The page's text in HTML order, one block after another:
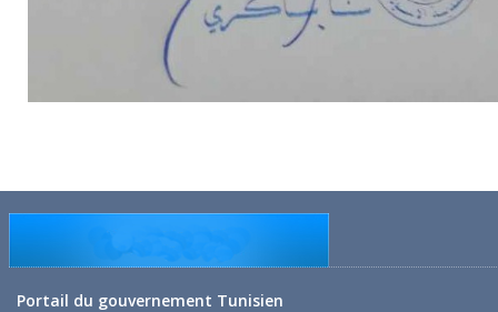
Portail du gouvernement Tunisien